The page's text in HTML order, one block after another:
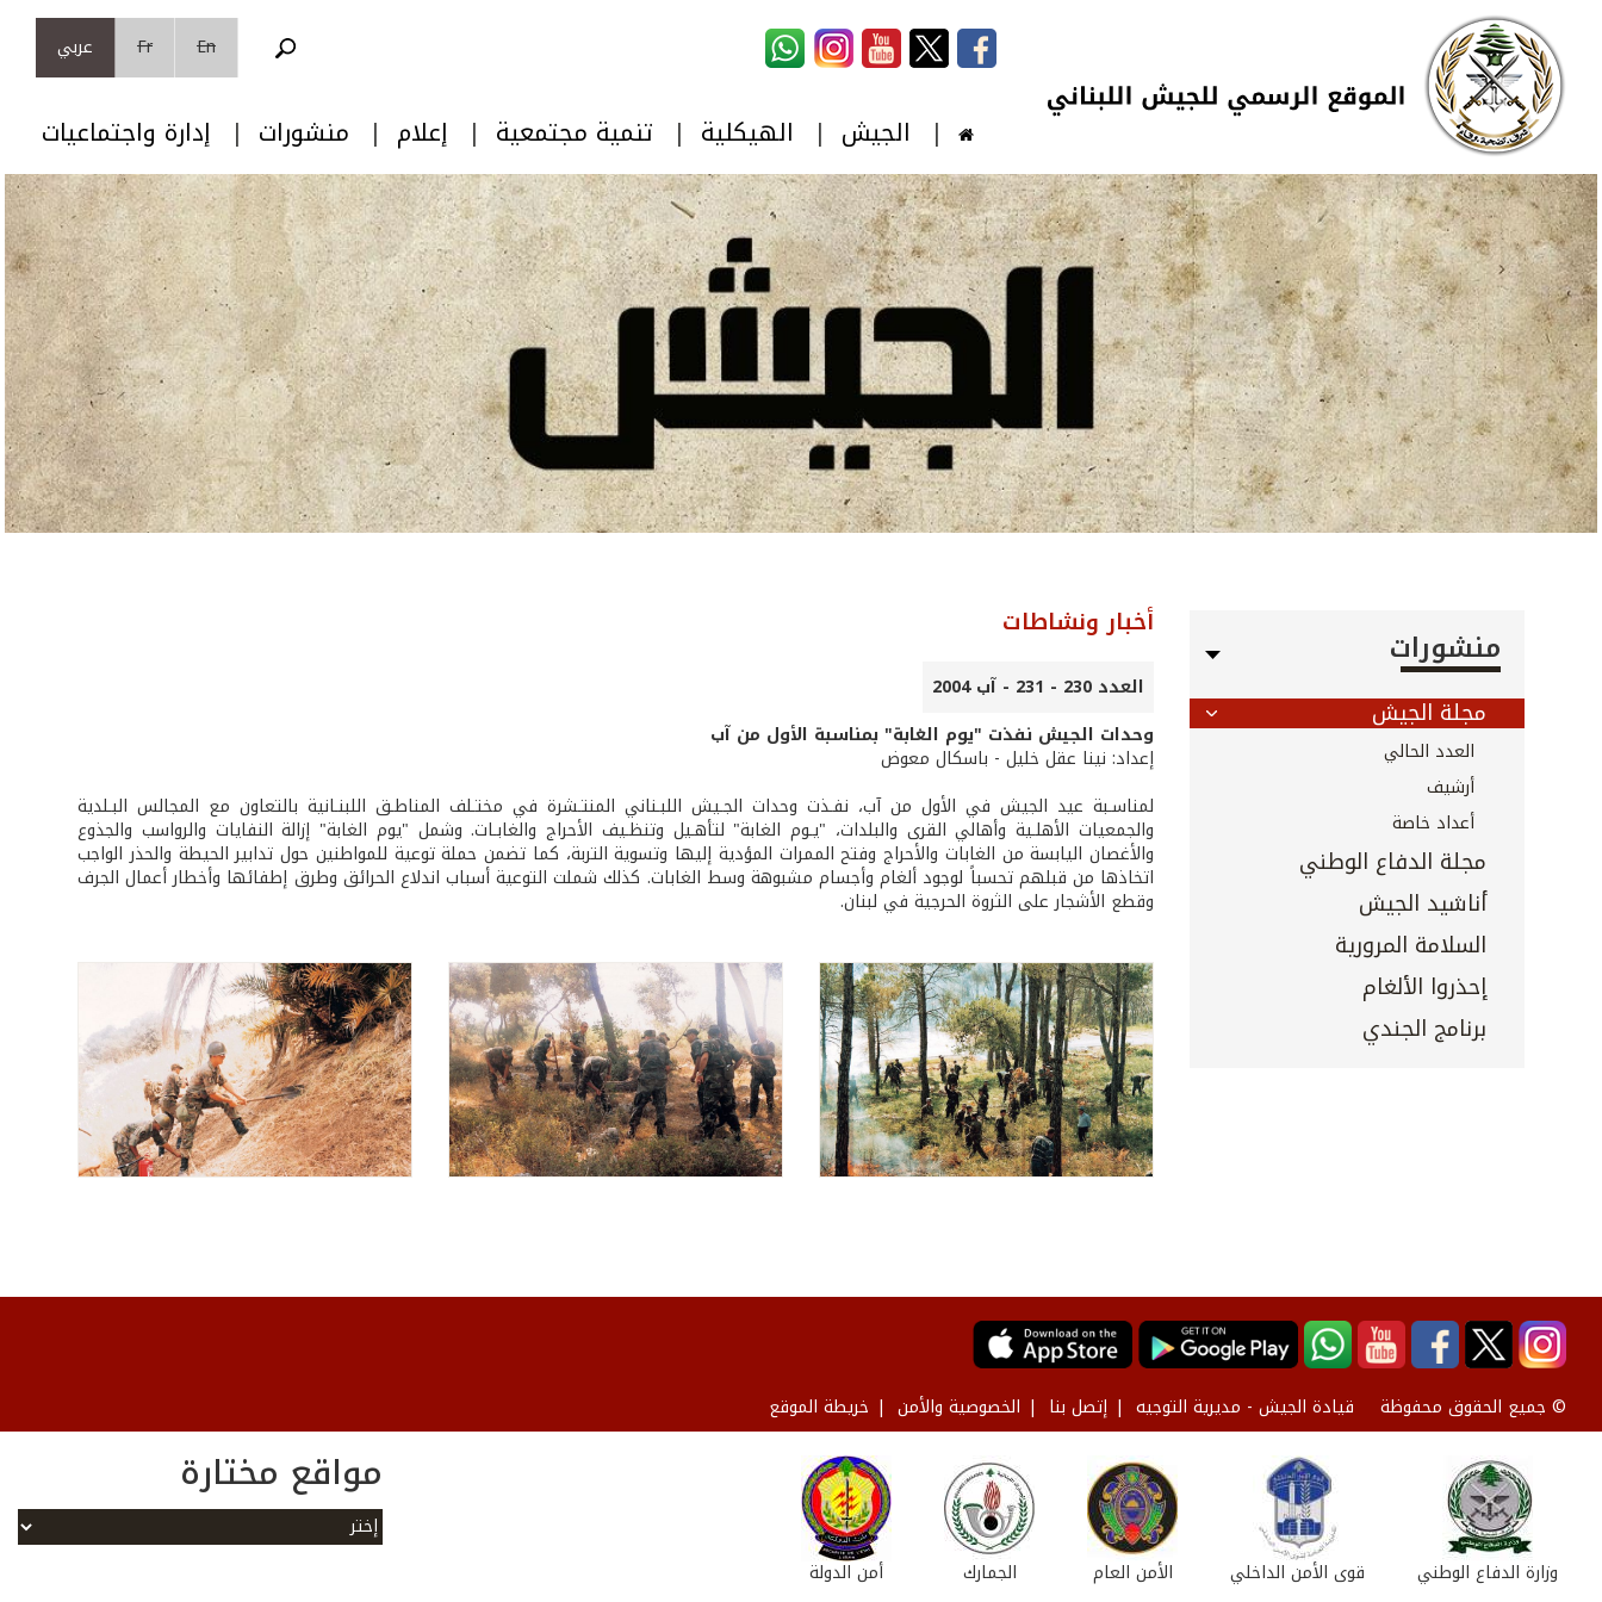
تجاوز إلى المحتوى الرئيسي
Skip to navigation
En
Fr عربي
الجيش الهيكلية تنمية مجتمعية إعلام منشورات إدارة واجتماعيات
منشورات
مجلة الجيش
العدد الحالي
أرشيف
أعداد خاصة
مجلة الدفاع الوطني
أناشيد الجيش
السلامة المرورية
إحذروا الألغام
برنامج الجندي
أخبار ونشاطات
العدد 230 - 231 - آب 2004
وحدات الجيش نفذت "يوم الغابة" بمناسبة الأول من آب
إعداد: نينا عقل خليل - باسكال معوض
لمناسـبة عيد الجيش في الأول من آب، نفـذت وحدات الجـيش اللبـناني المنتـشرة في مختـلف المناطـق اللبنـانية بالتعاون مع المجالس البـلدية
والجمعيات الأهلـية وأهالي القرى والبلدات، "يـوم الغابة" لتأهـيل وتنظـيف الأحراج والغابـات. وشمل "يوم الغابة" إزالة النفايات والرواسب والجذوع
والأغصان اليابسة من الغابات والأحراج وفتح الممرات المؤدية إليها وتسوية التربة، كما تضمن حملة توعية للمواطنين حول تدابير الحيطة والحذر الواجب
اتخاذها من قبلهم تحسباً لوجود ألغام وأجسام مشبوهة وسط الغابات. كذلك شملت التوعية أسباب اندلاع الحرائق وطرق إطفائها وأخطار أعمال الجرف
وقطع الأشجار على الثروة الحرجية في لبنان.
© جميع الحقوق محفوظة قيادة الجيش - مديرية التوجيه إتصل بنا الخصوصية والأمن خريطة الموقع
أمن الدولة الجمارك الأمن العام قوى الأمن الداخلي وزارة الدفاع الوطني
مواقع مختارة